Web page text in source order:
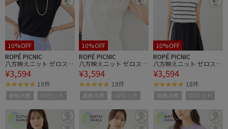
10%OFF
ROPÉ PICNIC
八方映えニット ゼロスリ
ーブニットプルオーバ
ー/UVカット・接触冷
感・イージーケア
¥3,594
18件
接触冷感 UVカット
10%OFF
ROPÉ PICNIC
八方映えニット ゼロスリ
ーブニットプルオーバ
ー/UVカット・接触冷
感・イージーケア
¥3,594
18件
接触冷感 UVカット
10%OFF
ROPÉ PICNIC
八方映えニット ゼロスリ
ーブニットプルオーバ
ー/UVカット・接触冷
感・イージーケア
¥3,594
18件
接触冷感 UVカット